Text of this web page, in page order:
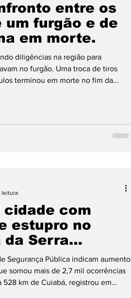
entre os
um furgão e de
em morte.
diligências na região para
no furgão. Uma troca de tiros
terminou em morte no fim da
Técnica (Politec). As
cidade com
estupro no
da Serra
posição.
Segurança Pública indicam aumento
somou mais de 2,7 mil ocorrências
km de Cuiabá, registrou em
leitura